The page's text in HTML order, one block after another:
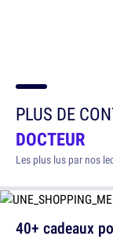
PLUS DE
DOCTEUR
Les plus lus par nos
40+ cadeaux